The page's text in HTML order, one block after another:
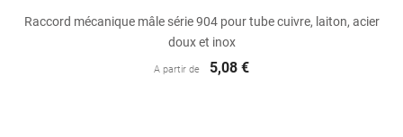
Raccord mécanique mâle série 904 pour tube cuivre, laiton, acier
doux et inox
A partir de 5,08 €